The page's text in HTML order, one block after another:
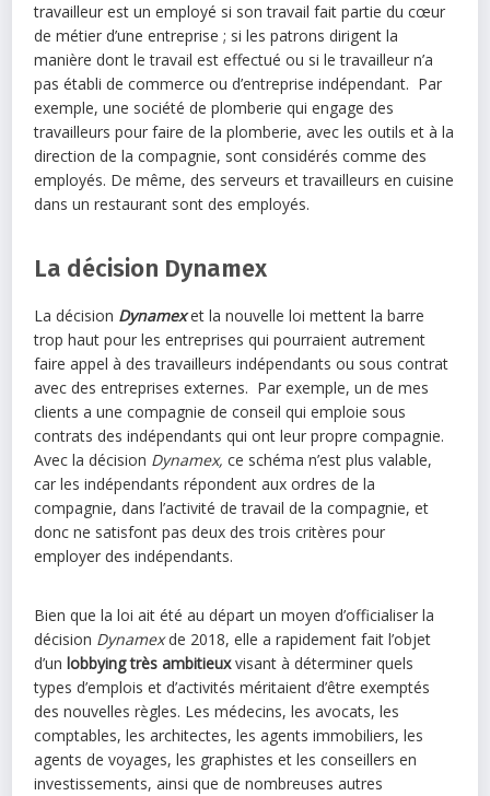
travailleur est un employé si son travail fait partie du cœur
de métier d’une entreprise ; si les patrons dirigent la
manière dont le travail est effectué ou si le travailleur n’a
pas établi de commerce ou d’entreprise indépendant. Par
exemple, une société de plomberie qui engage des
travailleurs pour faire de la plomberie, avec les outils et à la
direction de la compagnie, sont considérés comme des
employés. De même, des serveurs et travailleurs en cuisine
dans un restaurant sont des employés.
La décision Dynamex
La décision Dynamexet la nouvelle loi mettent la barre
trop haut pour les entreprises qui pourraient autrement
faire appel à des travailleurs indépendants ou sous contrat
avec des entreprises externes. Par exemple, un de mes
clients a une compagnie de conseil qui emploie sous
contrats des indépendants qui ont leur propre compagnie.
Avec la décision Dynamex,ce schéma n’est plus valable,
car les indépendants répondent aux ordres de la
compagnie, dans l’activité de travail de la compagnie, et
donc ne satisfont pas deux des trois critères pour
employer des indépendants.
Bien que la loi ait été au départ un moyen d’officialiser la
décision Dynamexde 2018, elle a rapidement fait l’objet
d’un lobbying très ambitieuxvisant à déterminer quels
types d’emplois et d’activités méritaient d’être exemptés
des nouvelles règles. Les médecins, les avocats, les
comptables, les architectes, les agents immobiliers, les
agents de voyages, les graphistes et les conseillers en
investissements, ainsi que de nombreuses autres